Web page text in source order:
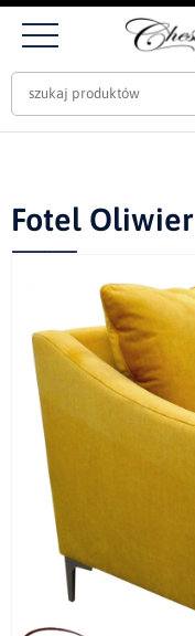
Fotel Oliwier